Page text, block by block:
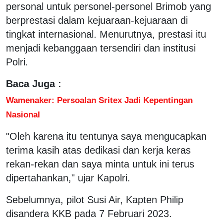
personal untuk personel-personel Brimob yang
berprestasi dalam kejuaraan-kejuaraan di
tingkat internasional. Menurutnya, prestasi itu
menjadi kebanggaan tersendiri dan institusi
Polri.
Baca Juga :
Wamenaker: Persoalan Sritex Jadi Kepentingan
Nasional
"Oleh karena itu tentunya saya mengucapkan
terima kasih atas dedikasi dan kerja keras
rekan-rekan dan saya minta untuk ini terus
dipertahankan," ujar Kapolri.
Sebelumnya, pilot Susi Air, Kapten Philip
disandera KKB pada 7 Februari 2023.